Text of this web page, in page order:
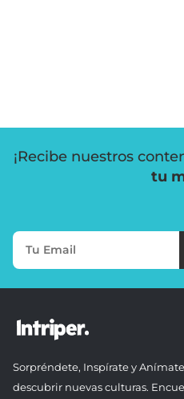
¡Recibe nuestros
tu
Sorpréndete, Inspírate y
descubrir nuevas culturas.